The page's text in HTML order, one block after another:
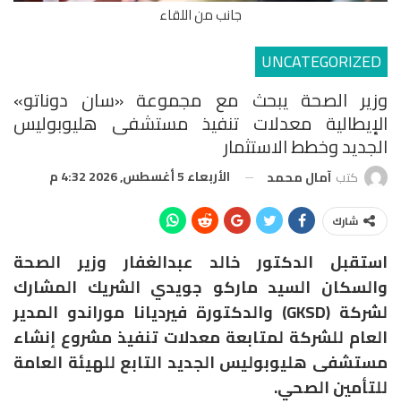
جانب من اللقاء
UNCATEGORIZED
وزير الصحة يبحث مع مجموعة «سان دوناتو»
الإيطالية معدلات تنفيذ مستشفى هليوبوليس
الجديد وخطط الاستثمار
كتب آمال محمد الأربعاء 5 أغسطس, 2026 4:32 م
شارك
استقبل الدكتور خالد عبدالغفار وزير الصحة
والسكان السيد ماركو جويدي الشريك المشارك
لشركة (GKSD) والدكتورة فيرديانا موراندو المدير
العام للشركة لمتابعة معدلات تنفيذ مشروع إنشاء
مستشفى هليوبوليس الجديد التابع للهيئة العامة
للتأمين الصحي.